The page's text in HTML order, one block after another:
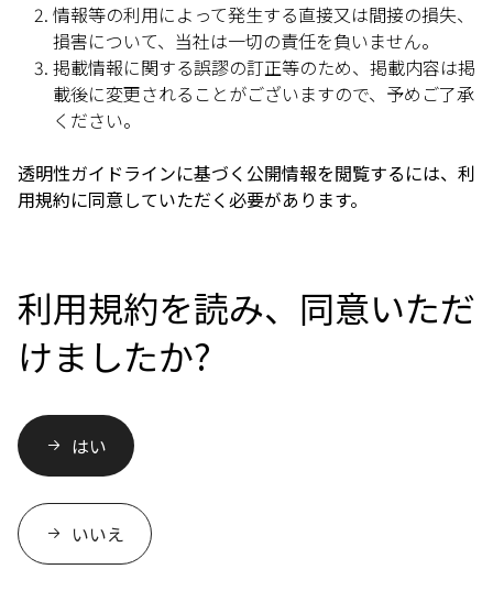
情報等の利用によって発生する直接又は間接の損失、
損害について、当社は一切の責任を負いません。
掲載情報に関する誤謬の訂正等のため、掲載内容は掲
載後に変更されることがございますので、予めご了承
ください。
透明性ガイドラインに基づく公開情報を閲覧するには、利
用規約に同意していただく必要があります。
利用規約を読み、同意いただ
けましたか?
はい
いいえ